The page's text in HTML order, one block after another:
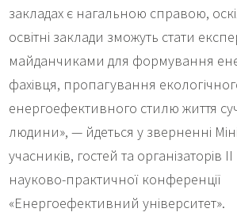
закладах є нагальною справою,
освітні заклади зможуть стати
майданчиками для формування
фахівця, пропагування
енергоефективного стилю життя
людини», — йдеться у зверненні
учасників, гостей та організаторів
науково-практичної конференції
«Енергоефективний університет».